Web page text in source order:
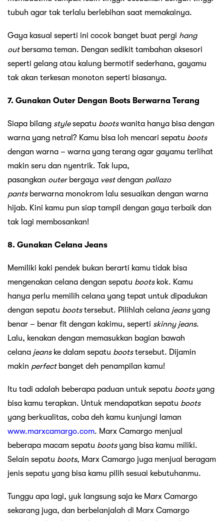
tubuh agar tak terlalu berlebihan saat memakainya.
Gaya kasual seperti ini cocok banget buat pergi hang
outbersama teman. Dengan sedikit tambahan aksesori
seperti gelang atau kalung bermotif sederhana, gayamu
tak akan terkesan monoton seperti biasanya.
7. Gunakan Outer Dengan Boots Berwarna Terang
Siapa bilang stylesepatu bootswanita hanya bisa dengan
warna yang netral? Kamu bisa loh mencari sepatu boots
dengan warna – warna yang terang agar gayamu terlihat
makin seru dan nyentrik. Tak lupa,
pasangkan outerbergaya vestdengan pallazo
pantsberwarna monokrom lalu sesuaikan dengan warna
hijab. Kini kamu pun siap tampil dengan gaya terbaik dan
tak lagi membosankan!
8. Gunakan Celana Jeans
Memiliki kaki pendek bukan berarti kamu tidak bisa
mengenakan celana dengan sepatu boots kok. Kamu
hanya perlu memilih celana yang tepat untuk dipadukan
dengan sepatu bootstersebut. Pilihlah celana jeansyang
benar – benar fit dengan kakimu, seperti skinny jeans.
Lalu, kenakan dengan memasukkan bagian bawah
celana jeanske dalam sepatu bootstersebut. Dijamin
makin perfectbanget deh penampilan kamu!
Itu tadi adalah beberapa paduan untuk sepatu bootsyang
bisa kamu terapkan. Untuk mendapatkan sepatu boots
yang berkualitas, coba deh kamu kunjungi laman
www.marxcamargo.com. Marx Camargo menjual
beberapa macam sepatu bootsyang bisa kamu miliki.
Selain sepatu boots, Marx Camargo juga menjual beragam
jenis sepatu yang bisa kamu pilih sesuai kebutuhanmu.
Tunggu apa lagi, yuk langsung saja ke Marx Camargo
sekarang juga, dan berbelanjalah di Marx Camargo